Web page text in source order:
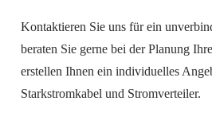
Kontaktieren Sie uns für ein
beraten Sie gerne bei der Planung
erstellen Ihnen ein individuelles
Starkstromkabel und Stromverteiler.